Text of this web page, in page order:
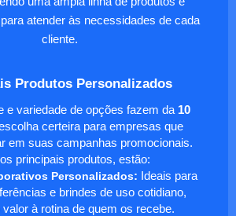
atender às necessidades de cada
cliente.
Produtos Personalizados
e variedade de opções fazem da 10
certeira para empresas que
em suas campanhas promocionais.
principais produtos, estão:
Personalizados: Ideais para
e brindes de uso cotidiano,
valor à rotina de quem os recebe.